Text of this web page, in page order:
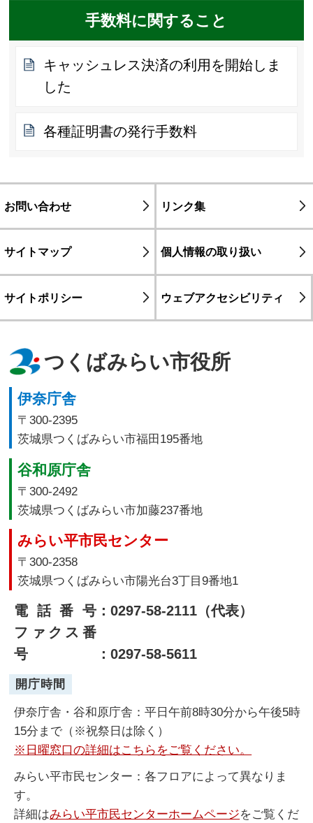
手数料に関すること
キャッシュレス決済の利用を開始しま
した
各種証明書の発行手数料
お問い合わせ リンク集
サイトマップ 個人情報の取り扱い
サイトポリシー ウェブアクセシビリティ
つくばみらい市役所
伊奈庁舎
〒300-2395
茨城県つくばみらい市福田195番地
谷和原庁舎
〒300-2492
茨城県つくばみらい市加藤237番地
みらい平市民センター
〒300-2358
茨城県つくばみらい市陽光台3丁目9番地1
電話番号：0297-58-2111（代表）
ファクス番
号
：0297-58-5611
開庁時間
伊奈庁舎・谷和原庁舎：平日午前8時30分から午後5時
15分まで（※祝祭日は除く）
※日曜窓口の詳細はこちらをご覧ください。
みらい平市民センター：各フロアによって異なりま
す。
詳細はみらい平市民センターホームページをご覧くだ